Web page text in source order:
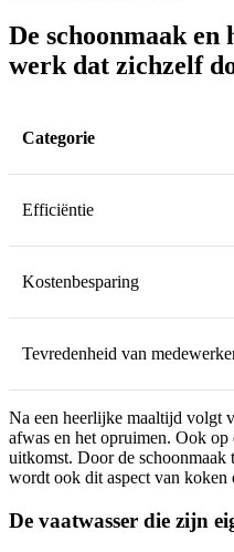
De schoonmaak
werk dat zichzelf
Categorie
Efficiëntie
Kostenbesparing
Tevredenheid van
Na een heerlijke maaltijd volgt
afwas en het opruimen. Ook
uitkomst. Door de schoonmaak
wordt ook dit aspect van koken
De vaatwasser die zijn